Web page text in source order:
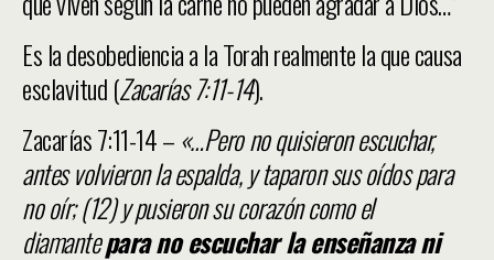
Es la desobediencia a la Torah realmente la que causa
esclavitud (Zacarías 7:11-14).
Zacarías 7:11-14 –«…Pero no quisieron escuchar,
antes volvieron la espalda, y taparon sus oídos para
no oír; (12) y pusieron su corazón como el
diamantepara no escuchar la enseñanza ni